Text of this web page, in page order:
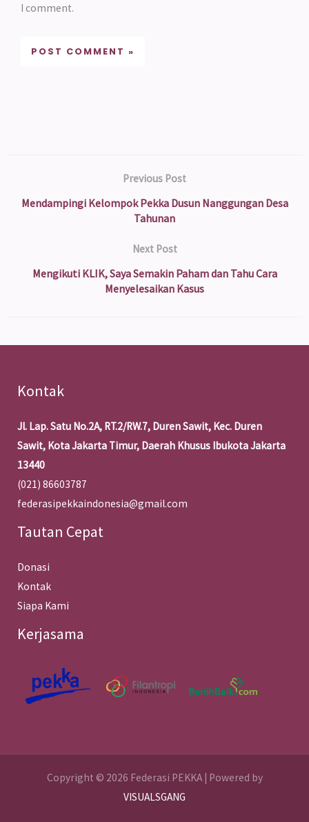
I comment.
Previous Post
Mendampingi Kelompok Pekka Dusun Nanggungan Desa
Tahunan
Next Post
Mengikuti KLIK, Saya Semakin Paham dan Tahu Cara
Menyelesaikan Kasus
Kontak
Jl. Lap. Satu No.2A, RT.2/RW.7, Duren Sawit, Kec. Duren
Sawit, Kota Jakarta Timur, Daerah Khusus Ibukota Jakarta
13440
(021) 86603787
federasipekkaindonesia@gmail.com
Tautan Cepat
Donasi
Kontak
Siapa Kami
Kerjasama
Copyright © 2026 Federasi PEKKA | Powered by
VISUALSGANG